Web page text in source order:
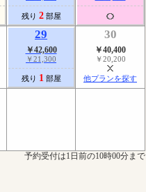
残り 2 部屋
29
￥42,600
￥21,300
残り 1 部屋
30
￥40,400
￥20,200
他プランを探す
予約受付は1日前の10時00分まで